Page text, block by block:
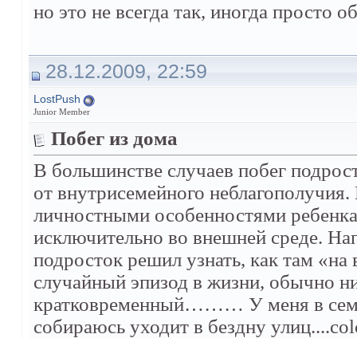
но это не всегда так, иногда просто
28.12.2009, 22:59
LostPush
Junior Member
Побег из дома
В большинстве случаев побег
от внутрисемейного
личностными особенностями
исключительно во внешней среде.
подросток решил узнать, как там
случайный эпизод в жизни, обычно
кратковременный……… У меня в
собираюсь уходит в бездну